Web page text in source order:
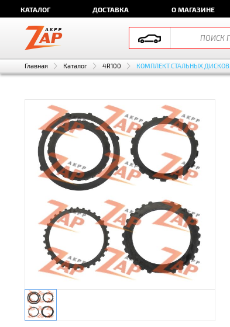
КАТАЛОГ ДОСТАВКА О МАГАЗИНЕ
Главная Каталог 4R100 КОМПЛЕКТ СТАЛЬНЫХ ДИСКОВ